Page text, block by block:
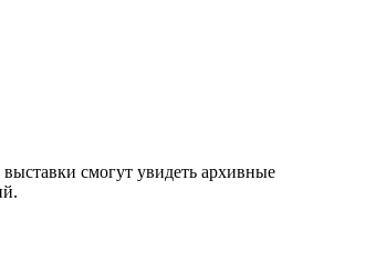
смогут увидеть архивные